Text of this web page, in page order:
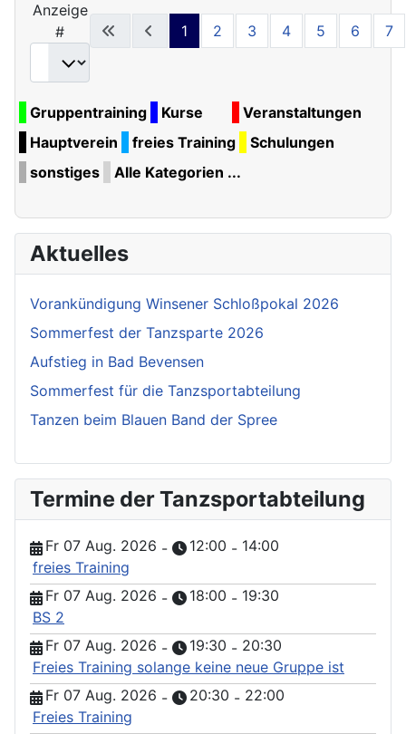
Anzeige
#
1 2 3 4 5 6 7
Gruppentraining Kurse
Veranstaltungen
Hauptverein
freies Training
Schulungen
sonstiges
Alle Kategorien ...
Aktuelles
Vorankündigung Winsener Schloßpokal 2026
Sommerfest der Tanzsparte 2026
Aufstieg in Bad Bevensen
Sommerfest für die Tanzsportabteilung
Tanzen beim Blauen Band der Spree
Termine der Tanzsportabteilung
Fr 07 Aug. 2026 - 12:00 - 14:00
freies Training
Fr 07 Aug. 2026 - 18:00 - 19:30
BS 2
Fr 07 Aug. 2026 - 19:30 - 20:30
Freies Training solange keine neue Gruppe ist
Fr 07 Aug. 2026 - 20:30 - 22:00
Freies Training